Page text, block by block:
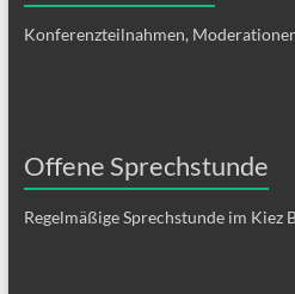
Konferenzteilnahmen,
Offene Sprechstunde
Regelmäßige Sprechstunde im Kiez